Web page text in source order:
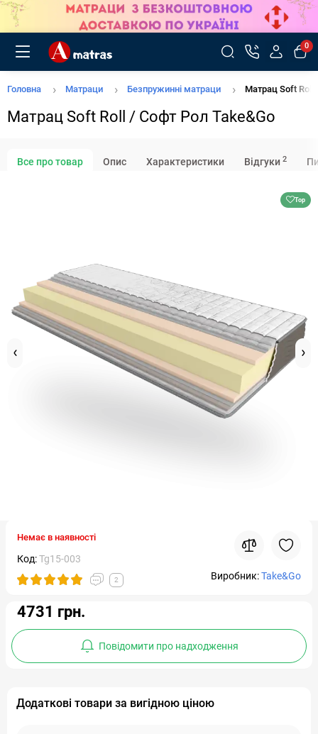
0
Головна Матраци Безпружинні матраци Матрац Soft Roll
Матрац Soft Roll / Софт Рол Take&Go
Все про товар Опис Характеристики Відгуки 2
Top
Немає в наявності
Код:Tg15-003
2 Виробник:Take&Go
4731 грн.
Повідомити про надходження
Додаткові товари за вигідною ціною